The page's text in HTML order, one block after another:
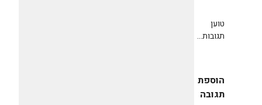
טוען
תגובות...
הוספת
תגובה